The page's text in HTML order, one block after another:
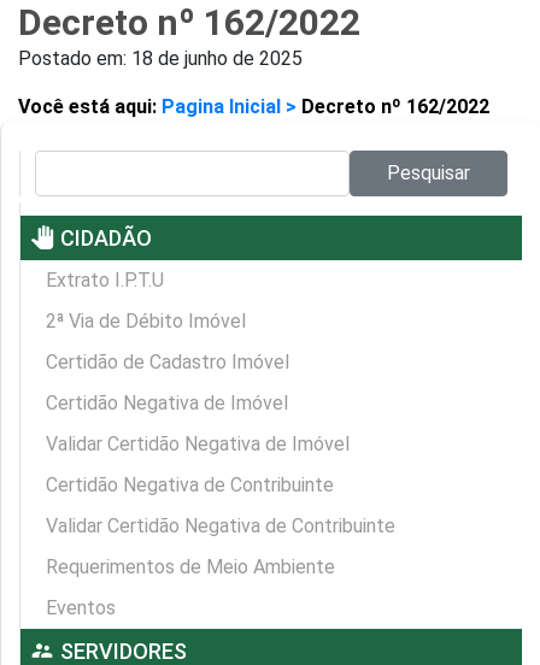
Decreto nº 162/2022
Postado em: 18 de junho de 2025
Você está aqui: Pagina Inicial > Decreto nº 162/2022
Pesquisar
pan_tool CIDADÃO
Extrato I.P.T.U
2ª Via de Débito Imóvel
Certidão de Cadastro Imóvel
Certidão Negativa de Imóvel
Validar Certidão Negativa de Imóvel
Certidão Negativa de Contribuinte
Validar Certidão Negativa de Contribuinte
Requerimentos de Meio Ambiente
Eventos
supervisor_account SERVIDORES